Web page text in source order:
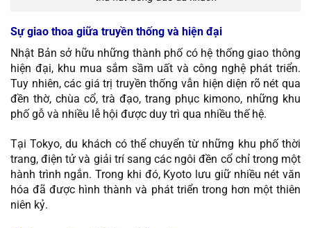
Sự giao thoa giữa truyền thống và hiện đại
Nhật Bản sở hữu những thành phố có hệ thống giao thông
hiện đại, khu mua sắm sầm uất và công nghệ phát triển.
Tuy nhiên, các giá trị truyền thống vẫn hiện diện rõ nét qua
đền thờ, chùa cổ, trà đạo, trang phục kimono, những khu
phố gỗ và nhiều lễ hội được duy trì qua nhiều thế hệ.
Tại Tokyo, du khách có thể chuyển từ những khu phố thời
trang, điện tử và giải trí sang các ngôi đền cổ chỉ trong một
hành trình ngắn. Trong khi đó, Kyoto lưu giữ nhiều nét văn
hóa đã được hình thành và phát triển trong hơn một thiên
niên kỷ.